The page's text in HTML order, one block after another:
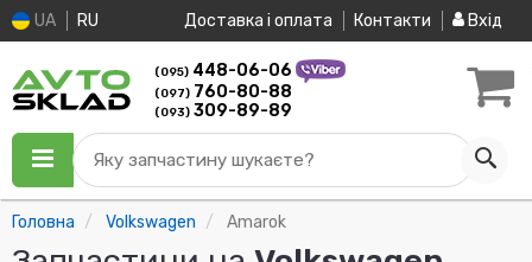
UA RU Доставка і оплата Контакти Вхід
(095) 448-06-06
(097) 760-80-88
(093) 309-89-89
Яку запчастину шукаєте?
Головна Volkswagen Amarok